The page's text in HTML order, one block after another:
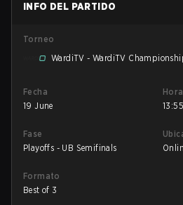
INFO DEL PARTIDO
Torneo
WardiTV - WardiTV
Fecha
19 June
13:55
Fase
Playoffs - UB Semifinals
Formato
Best of 3